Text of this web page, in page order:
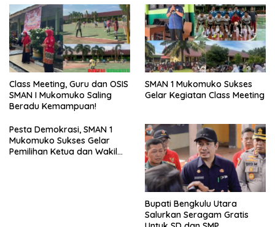
Class Meeting, Guru dan OSIS
SMAN I Mukomuko Saling
Beradu Kemampuan!
SMAN 1 Mukomuko Sukses
Gelar Kegiatan Class Meeting
Pesta Demokrasi, SMAN 1
Mukomuko Sukses Gelar
Pemilihan Ketua dan Wakil
Bupati Bengkulu Utara
Salurkan Seragam Gratis